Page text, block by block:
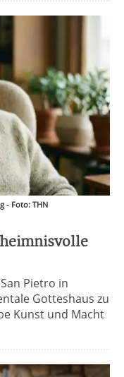
- Foto: THN
Pietro in
Gotteshaus zu
Kunst und Macht